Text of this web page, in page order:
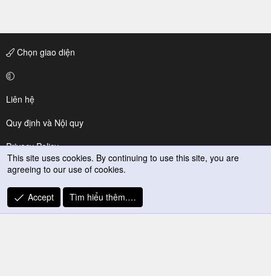
Chọn giao diện
Liên hệ
Quy định và Nội quy
Privacy Policy
Trợ giúp
R
S
This site uses cookies. By continuing to use this site, you are
agreeing to our use of cookies.
Accept Tìm hiểu thêm.…